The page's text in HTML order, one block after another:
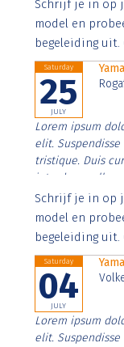
imperdiet. Nunc
Schrijf je in op
model en
begeleiding uit.
Saturday
25
JULY
Lorem ipsum
elit.
tristique. Duis
interdum nulla,
Aenean faucibus
imperdiet. Nunc
Schrijf je in op
model en
begeleiding uit.
Saturday
04
JULY
Lorem ipsum
elit.